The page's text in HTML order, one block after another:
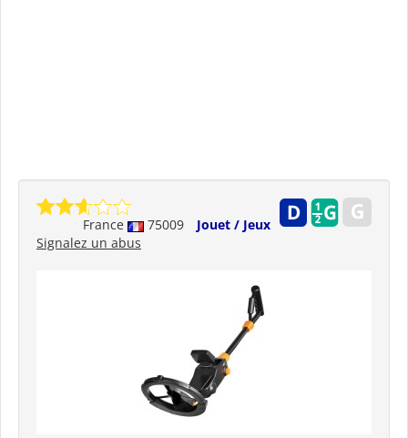
France 75009
Jouet / Jeux
Signalez un abus